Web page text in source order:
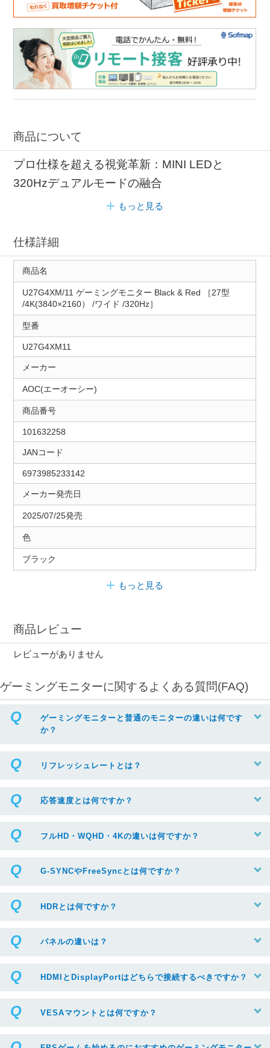
商品について
プロ仕様を超える視覚革新：MINI LEDと
320Hzデュアルモードの融合
もっと見る
仕様詳細
商品名
U27G4XM/11 ゲーミングモニター Black & Red ［27型
/4K(3840×2160） /ワイド /320Hz］
型番
U27G4XM11
メーカー
AOC(エーオーシー)
商品番号
101632258
JANコード
6973985233142
メーカー発売日
2025/07/25発売
色
ブラック
もっと見る
商品レビュー
レビューがありません
ゲーミングモニターに関するよくある質問(FAQ)
ゲーミングモニターと普通のモニターの違いは何です
か？
リフレッシュレートとは？
応答速度とは何ですか？
フルHD・WQHD・4Kの違いは何ですか？
G-SYNCやFreeSyncとは何ですか？
HDRとは何ですか？
パネルの違いは？
HDMIとDisplayPortはどちらで接続するべきですか？
VESAマウントとは何ですか？